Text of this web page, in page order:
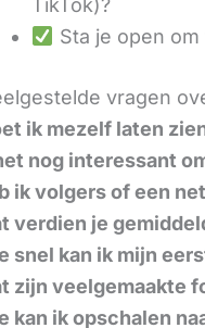
TikTok)?
Sta je open
vragen
ik mezelf laten
nog interessant
ik volgers of een
verdien je
snel kan ik mijn
zijn veelgemaakte
kan ik opschalen